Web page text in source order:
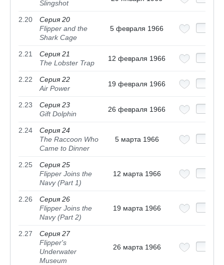
Slingshot
2.20
Серия 20
Flipper and the
Shark Cage
5 февраля 1966
2.21
Серия 21
The Lobster Trap
12 февраля 1966
2.22
Серия 22
Air Power
19 февраля 1966
2.23
Серия 23
Gift Dolphin
26 февраля 1966
2.24
Серия 24
The Raccoon Who
Came to Dinner
5 марта 1966
2.25
Серия 25
Flipper Joins the
Navy (Part 1)
12 марта 1966
2.26
Серия 26
Flipper Joins the
Navy (Part 2)
19 марта 1966
2.27
Серия 27
Flipper's
Underwater
Museum
26 марта 1966